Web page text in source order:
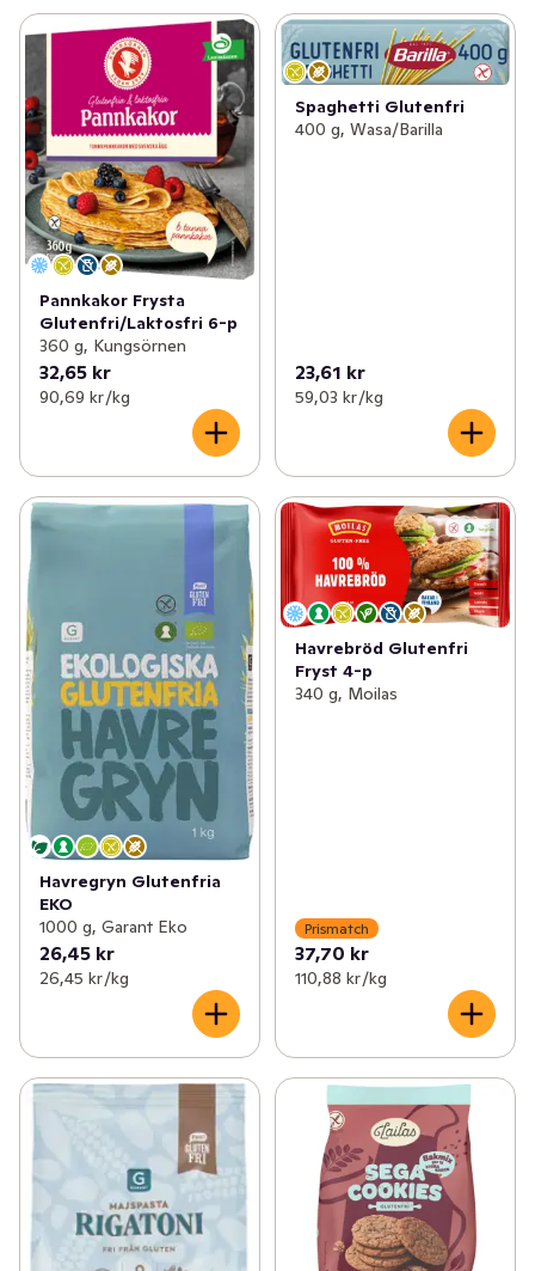
Pannkakor Frysta
Glutenfri/Laktosfri 6-p
360 g, Kungsörnen
32,65 kr
90,69 kr /kg
Spaghetti Glutenfri
400 g, Wasa/Barilla
23,61 kr
59,03 kr /kg
Havregryn Glutenfria
EKO
1000 g, Garant Eko
26,45 kr
26,45 kr /kg
Havrebröd Glutenfri
Fryst 4-p
340 g, Moilas
Prismatch
37,70 kr
110,88 kr /kg